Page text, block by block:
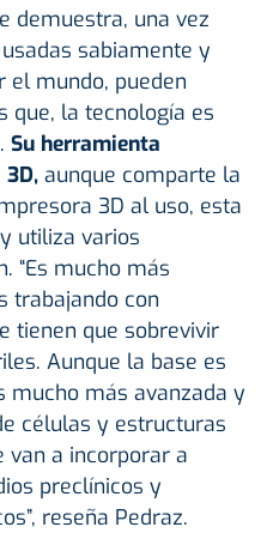
demuestra, una vez
sabiamente y
el mundo, pueden
que, la tecnología es
Su herramienta
aunque comparte la
3D al uso, esta
utiliza varios
“Es mucho más
trabajando con
tienen que sobrevivir
Aunque la base es
mucho más avanzada y
células y estructuras
van a incorporar a
preclínicos y
reseña Pedraz.